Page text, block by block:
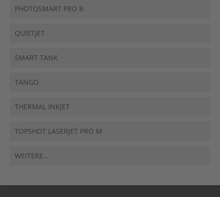
PHOTOSMART PRO B
QUIETJET
SMART TANK
TANGO
THERMAL INKJET
TOPSHOT LASERJET PRO M
WEITERE...